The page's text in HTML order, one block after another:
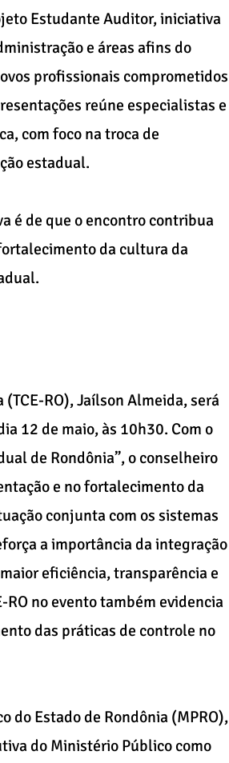
Estudante Auditor, iniciativa
e áreas afins do
profissionais comprometidos
reúne especialistas e
com foco na troca de
estadual.
é de que o encontro contribua
da cultura da
RO), Jaílson Almeida, será
12 de maio, às 10h30. Com o
de Rondônia”, o conselheiro
e no fortalecimento da
conjunta com os sistemas
a importância da integração
eficiência, transparência e
no evento também evidencia
das práticas de controle no
do Estado de Rondônia (MPRO),
do Ministério Público como